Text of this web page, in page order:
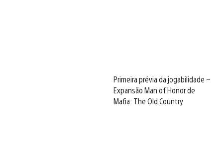
Primeira prévia da jogabilidade –
Expansão Man of Honor de
Mafia: The Old Country